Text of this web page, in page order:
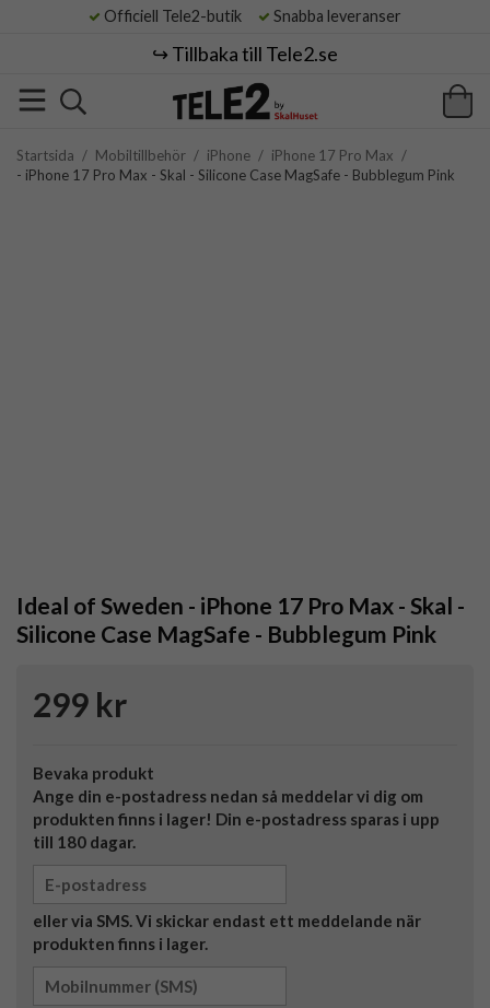
Officiell Tele2-butik Snabba leveranser
↪️ Tillbaka till Tele2.se
Startsida / Mobiltillbehör / iPhone / iPhone 17 Pro Max /
- iPhone 17 Pro Max - Skal - Silicone Case MagSafe - Bubblegum Pink
Ideal of Sweden - iPhone 17 Pro Max - Skal -
Silicone Case MagSafe - Bubblegum Pink
299 kr
Bevaka produkt
Ange din e-postadress nedan så meddelar vi dig om
produkten finns i lager! Din e-postadress sparas i upp
till 180 dagar.
eller via SMS. Vi skickar endast ett meddelande när
produkten finns i lager.